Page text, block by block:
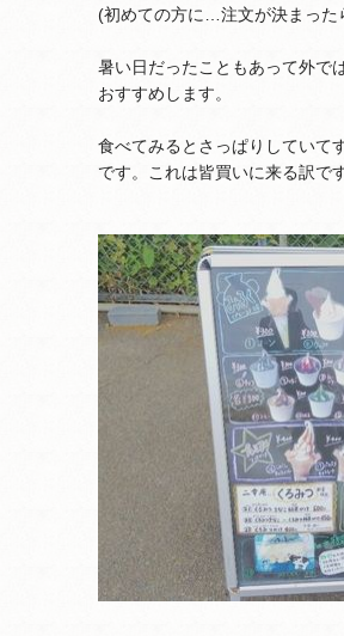
(初めての方に…注文が決まった
暑い日だったこともあって外で
おすすめします。
食べてみるとさっぱりしていて
です。これは皆買いに来る訳で